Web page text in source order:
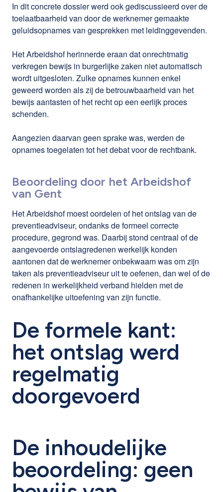
In dit concrete dossier werd ook gediscussieerd over de
toelaatbaarheid van door de werknemer gemaakte
geluidsopnames van gesprekken met leidinggevenden.
Het Arbeidshof herinnerde eraan dat onrechtmatig
verkregen bewijs in burgerlijke zaken niet automatisch
wordt uitgesloten. Zulke opnames kunnen enkel
geweerd worden als zij de betrouwbaarheid van het
bewijs aantasten of het recht op een eerlijk proces
schenden.
Aangezien daarvan geen sprake was, werden de
opnames toegelaten tot het debat voor de rechtbank.
Beoordeling door het Arbeidshof
van Gent
Het Arbeidshof moest oordelen of het ontslag van de
preventieadviseur, ondanks de formeel correcte
procedure, gegrond was. Daarbij stond centraal of de
aangevoerde ontslagredenen werkelijk konden
aantonen dat de werknemer onbekwaam was om zijn
taken als preventieadviseur uit te oefenen, dan wel of de
redenen in werkelijkheid verband hielden met de
onafhankelijke uitoefening van zijn functie.
De formele kant:
het ontslag werd
regelmatig
doorgevoerd
De inhoudelijke
beoordeling: geen